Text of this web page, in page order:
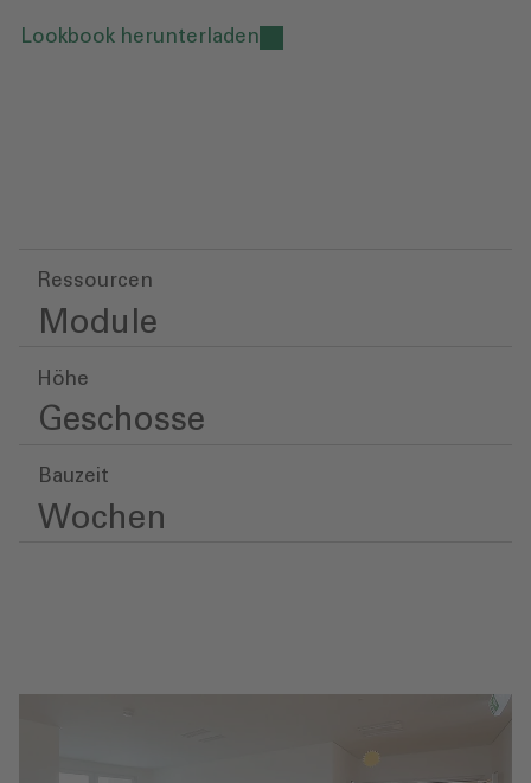
Lookbook herunterladen
Ressourcen
Module
Höhe
Geschosse
Bauzeit
Wochen